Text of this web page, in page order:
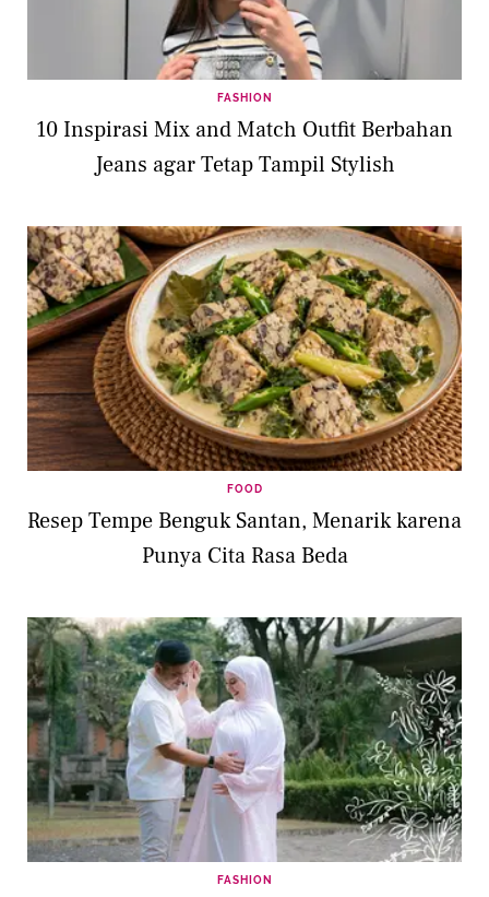
FASHION
10 Inspirasi Mix and Match Outfit Berbahan
Jeans agar Tetap Tampil Stylish
FOOD
Resep Tempe Benguk Santan, Menarik karena
Punya Cita Rasa Beda
FASHION